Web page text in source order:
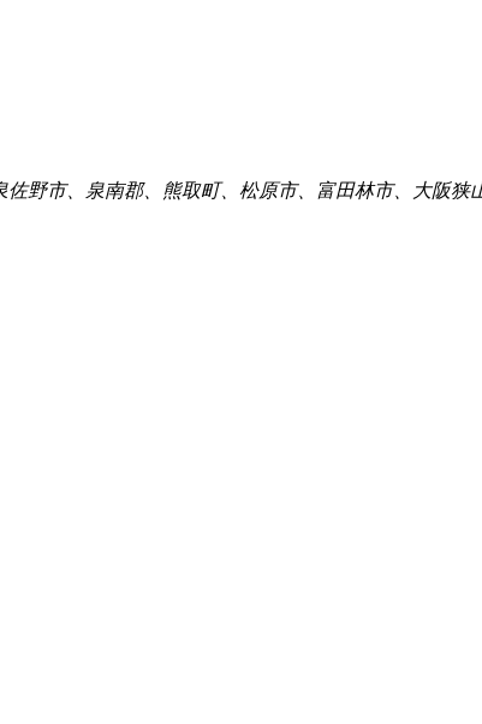
野市、泉南郡、熊取町、松原市、富田林市、大阪